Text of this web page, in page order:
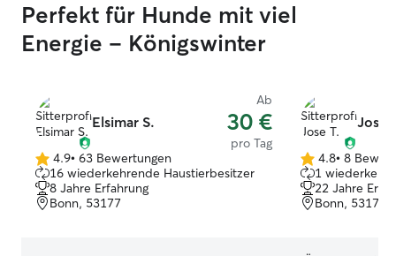
Perfekt für Hunde mit viel
Energie – Königswinter
Elsimar S.
Ab
30 €
pro Tag
4.9
von
5
Sternen
4.9• 63 Bewertungen
16 wiederkehrende Haustierbesitzer
8 Jahre Erfahrung
Bonn, 53177
Jose
4.8
von
5
Sternen
4.8• 8
1
22 Jahre
Bonn, 53179